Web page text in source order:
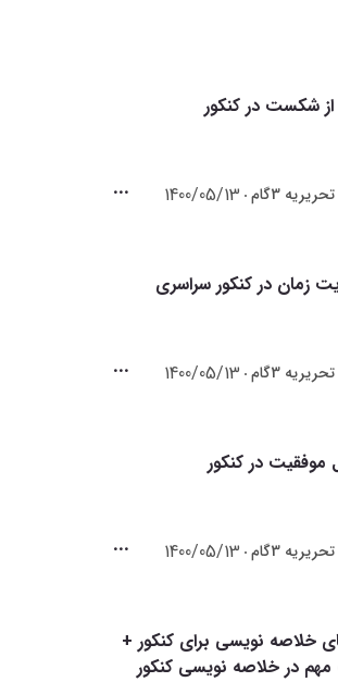
شکست در کنکور
تحريريه 3گام 1400/05/13
زمان در کنکور سراسری
تحريريه 3گام 1400/05/13
موفقیت در کنکور
تحريريه 3گام 1400/05/13
خلاصه نویسی برای کنکور +
در خلاصه نویسی کنکور